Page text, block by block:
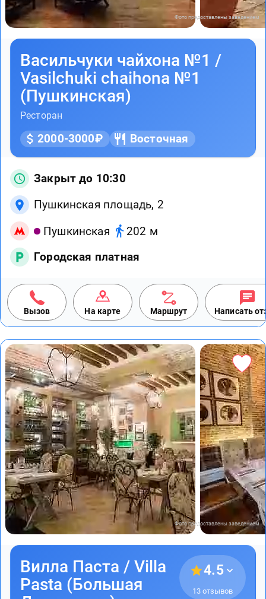
Фото предоставлены заведением
Васильчуки чайхона №1 /
Vasilchuki chaihona №1
(Пушкинская)
Ресторан
2000-3000₽ Восточная
Закрыт до 10:30
Пушкинская площадь, 2
Пушкинская
202 м
Городская платная
Вызов На карте Маршрут Написать
Фото предоставлены заведением
Вилла Паста / Villa
Pasta (Большая
4.5
13 отзывов